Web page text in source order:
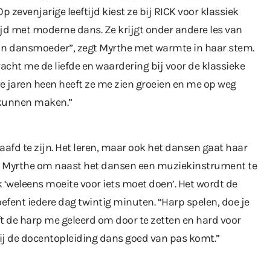
zevenjarige leeftijd kiest ze bij RICK voor klassiek
met moderne dans. Ze krijgt onder andere les van
dansmoeder”, zegt Myrthe met warmte in haar stem.
me de liefde en waardering bij voor de klassieke
heen heeft ze me zien groeien en me op weg
maken.”
te zijn. Het leren, maar ook het dansen gaat haar
om naast het dansen een muziekinstrument te
moeite voor iets moet doen’. Het wordt de
iedere dag twintig minuten. “Harp spelen, doe je
de harp me geleerd om door te zetten en hard voor
de docentopleiding dans goed van pas komt.”